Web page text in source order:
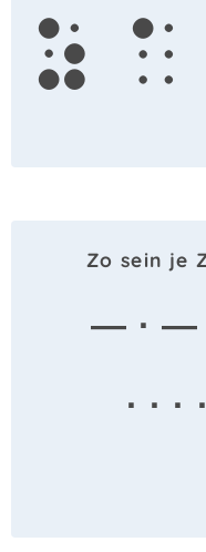
z a
Zo sein je
— ·
· · · ·